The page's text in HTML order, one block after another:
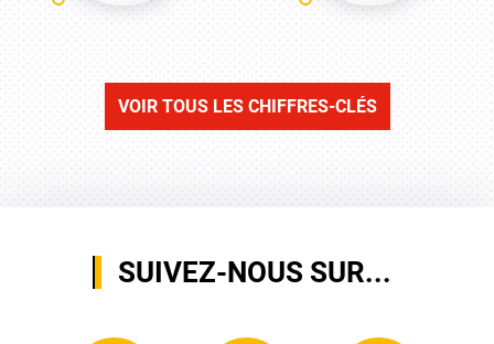
VOIR TOUS LES CHIFFRES-CLÉS
SUIVEZ-NOUS SUR...